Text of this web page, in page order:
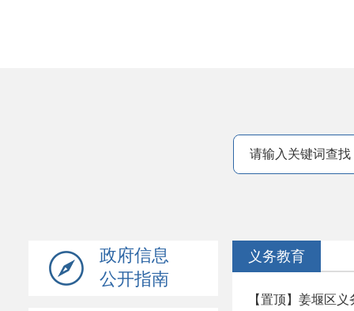
政府信息
公开指南
义务教育
【置顶】姜堰区